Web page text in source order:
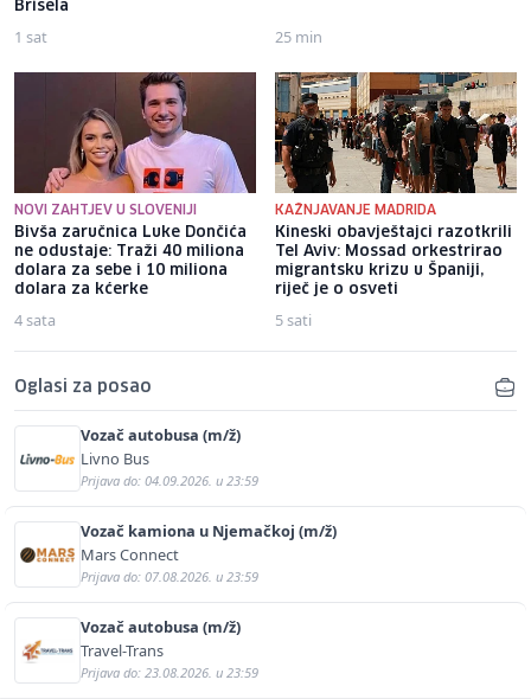
Brisela
1 sat 25 min
NOVI ZAHTJEV U SLOVENIJI
Bivša zaručnica Luke Dončića
ne odustaje: Traži 40 miliona
dolara za sebe i 10 miliona
dolara za kćerke
4 sata
KAŽNJAVANJE MADRIDA
Kineski obavještajci razotkrili
Tel Aviv: Mossad orkestrirao
migrantsku krizu u Španiji,
riječ je o osveti
5 sati
Oglasi za posao
Vozač autobusa (m/ž)
Livno Bus
Prijava do: 04.09.2026. u 23:59
Vozač kamiona u Njemačkoj (m/ž)
Mars Connect
Prijava do: 07.08.2026. u 23:59
Vozač autobusa (m/ž)
Travel-Trans
Prijava do: 23.08.2026. u 23:59